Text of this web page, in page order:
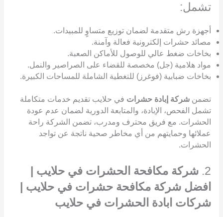
تشمل:
أجهزة رش متقدمة لضمان توزيع متساوٍ للمبيدات.
مصائد حشرات إلكترونية فعالة وآمنة.
بخاخات ضغط عالي للوصول للأماكن الصعبة.
مواد هلامية (جل) مخصصة للقضاء على الصراصير والنمل.
بخاخات ضبابية (فوغرز) للتغطية الشاملة للمساحات الكبيرة.
تضمن شركة إبادة حشرات في حلايب تقديم خدمات متكاملة
تشمل الفحص، الإبادة، والمتابعة الدورية لضمان عدم عودة
الحشرات. مع فريق محترف ومدرب، تضمن الشركة راحة
عملائها وحمايتهم من أي مخاطر صحية ناتجة عن تواجد
الحشرات.
2. شركة مكافحة الحشرات في حلايب |
افضل شركة مكافحة حشرات في حلايب |
شركات ابادة الحشرات في حلايب